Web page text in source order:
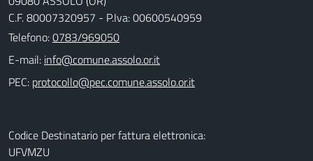
C.F. 80007320957 - P.Iva: 00600540959
Telefono:0783/969050
E-mail:
PEC:
Codice Destinatario per fattura elettronica:
UFVMZU